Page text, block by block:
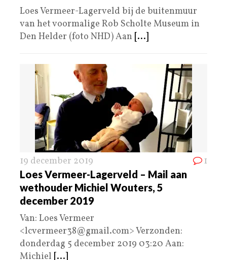
Loes Vermeer-Lagerveld bij de buitenmuur
van het voormalige Rob Scholte Museum in
Den Helder (foto NHD) Aan [...]
19 december 2019 1
Loes Vermeer-Lagerveld – Mail aan
wethouder Michiel Wouters, 5
december 2019
Van: Loes Vermeer
<lcvermeer38@gmail.com> Verzonden:
donderdag 5 december 2019 03:20 Aan:
Michiel [...]